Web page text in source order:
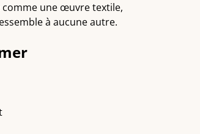
une œuvre textile,
à aucune autre.